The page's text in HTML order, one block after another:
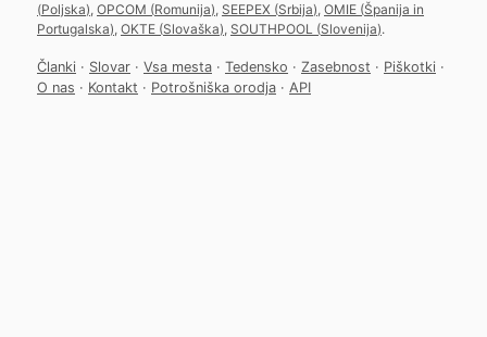
(Poljska), OPCOM (Romunija), SEEPEX (Srbija), OMIE (Španija in
Portugalska), OKTE (Slovaška), SOUTHPOOL (Slovenija).
Članki · Slovar · Vsa mesta · Tedensko · Zasebnost · Piškotki ·
O nas · Kontakt · Potrošniška orodja · API